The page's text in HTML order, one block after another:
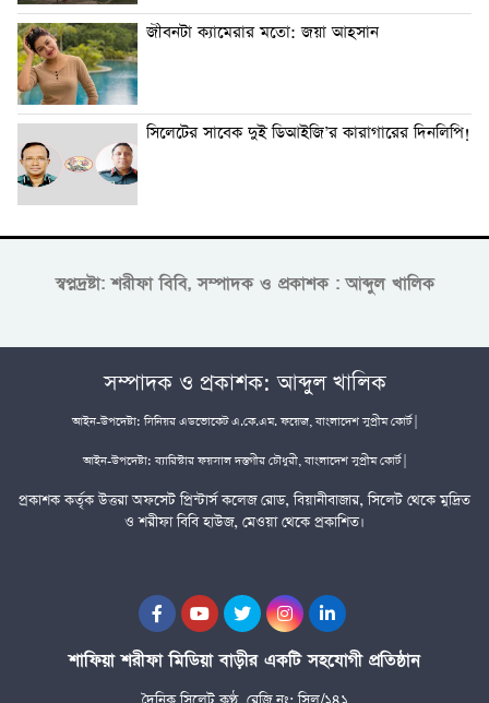
জীবনটা ক্যামেরার মতো: জয়া আহসান
সিলেটের সাবেক দুই ডিআইজি’র কারাগারের দিনলিপি!
স্বপ্নদ্রষ্টা: শরীফা বিবি, সম্পাদক ও প্রকাশক : আব্দুল খালিক
সম্পাদক ও প্রকাশক: আব্দুল খালিক
আইন-উপদেষ্টা: সিনিয়র এডভোকেট এ.কে.এম. ফয়েজ, বাংলাদেশ সুপ্রীম কোর্ট |
আইন-উপদেষ্টা: ব্যারিস্টার ফয়সাল দস্তগীর চৌধুরী, বাংলাদেশ সুপ্রীম কোর্ট |
প্রকাশক কর্তৃক উত্তরা অফসেট প্রিন্টার্স কলেজ রোড, বিয়ানীবাজার, সিলেট থেকে মুদ্রিত
ও শরীফা বিবি হাউজ, মেওয়া থেকে প্রকাশিত।
শাফিয়া শরীফা মিডিয়া বাড়ীর একটি সহযোগী প্রতিষ্ঠান